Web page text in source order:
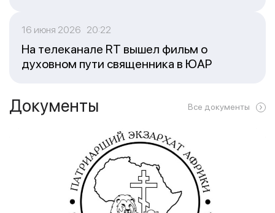
16 июня 2026 20:22
На телеканале RT вышел фильм о
духовном пути священника в ЮАР
Документы Все документы